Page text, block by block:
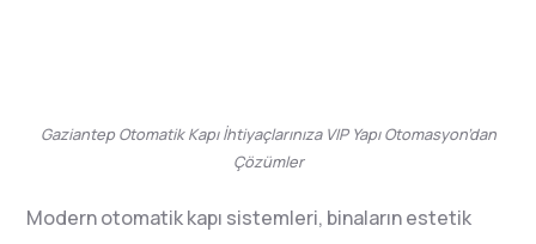
Gaziantep Otomatik Kapı İhtiyaçlarınıza VIP Yapı Otomasyon’dan
Çözümler
Modern otomatik kapı sistemleri, binaların estetik